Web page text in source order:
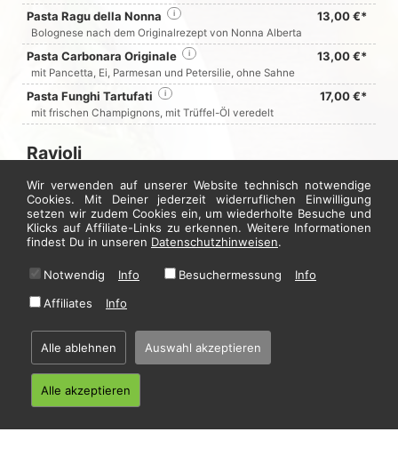
Pasta Ragu della Nonna 13,00 €*
i
Bolognese nach dem Originalrezept von Nonna Alberta
Pasta Carbonara Originale 13,00 €*
i
mit Pancetta, Ei, Parmesan und Petersilie, ohne Sahne
Pasta Funghi Tartufati 17,00 €*
i
mit frischen Champignons, mit Trüffel-Öl veredelt
Ravioli
Ravioli mit Kartoffel-Speck-Füllung 15,00 €*
mit Butter Salbei
Ravioli mit Spinat-Ricotta-Füllung 15,00 €*
i
mit Butter Salbei
* Alle Preise in Euro inkl. gesetzl. MwSt. Abbildungen können ggf. abweichen.
Wir verwenden auf unserer Website technisch notwendige
Cookies. Mit Deiner jederzeit widerruflichen Einwilligung
setzen wir zudem Cookies ein, um wiederholte Besuche und
Klicks auf Affiliate-Links zu erkennen. Weitere Informationen
findest Du in unseren Datenschutzhinweisen.
Notwendig Info Besuchermessung
Info
Affiliates
Info
Alle ablehnen Auswahl akzeptieren
Alle akzeptieren